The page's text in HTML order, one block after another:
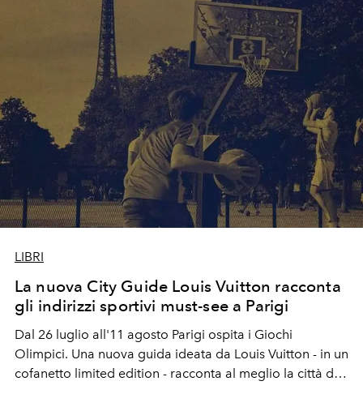
LIBRI
La nuova City Guide Louis Vuitton racconta
gli indirizzi sportivi must-see a Parigi
Dal 26 luglio all'11 agosto Parigi ospita i Giochi
Olimpici. Una nuova guida ideata da Louis Vuitton - in un
cofanetto limited edition - racconta al meglio la città dal